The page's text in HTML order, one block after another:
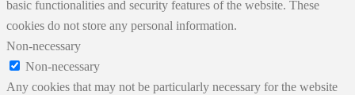
basic functionalities and security features of the website. These
cookies do not store any personal information.
Non-necessary
Non-necessary
Any cookies that may not be particularly necessary for the website